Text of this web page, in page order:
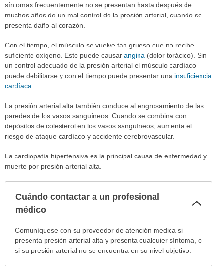
síntomas frecuentemente no se presentan hasta después de
muchos años de un mal control de la presión arterial, cuando se
presenta daño al corazón.
Con el tiempo, el músculo se vuelve tan grueso que no recibe
suficiente oxígeno. Esto puede causar angina (dolor torácico). Sin
un control adecuado de la presión arterial el músculo cardíaco
puede debilitarse y con el tiempo puede presentar una insuficiencia
cardíaca
La presión arterial alta también conduce al engrosamiento de las
paredes de los vasos sanguíneos. Cuando se combina con
depósitos de colesterol en los vasos sanguíneos, aumenta el
riesgo de ataque cardíaco y accidente cerebrovascular.
La cardiopatía hipertensiva es la principal causa de enfermedad y
muerte por presión arterial alta.
Cuándo contactar a un profesional
médico
Cuándo
contactar
Comuníquese con su proveedor de atención medica si
presenta presión arterial alta y presenta cualquier síntoma, o
si su presión arterial no se encuentra en su nivel objetivo.